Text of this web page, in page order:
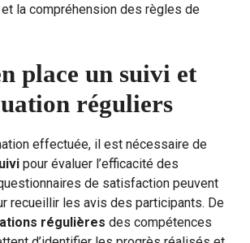
et la compréhension des règles de
place un suivi et
réguliers
effectuée, il est nécessaire de
pour évaluer l’efficacité des
de satisfaction peuvent
recueillir les avis des participants. De
régulières des compétences